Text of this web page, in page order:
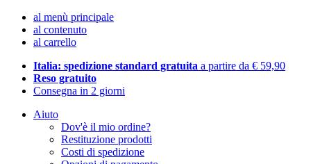
al menù principale
al contenuto
al carrello
Italia: spedizione standard gratuita a partire da € 59,90
Reso gratuito
Consegna in 2 giorni
Aiuto
Dov'è il mio ordine?
Restituzione prodotti
Costi di spedizione